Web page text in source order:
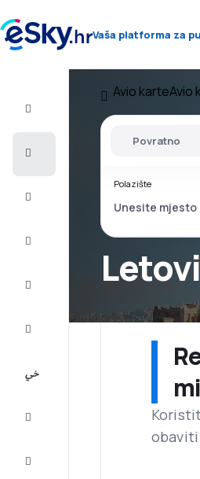
Vaša platforma za
Avio karteAvio
Povratno
Polazište